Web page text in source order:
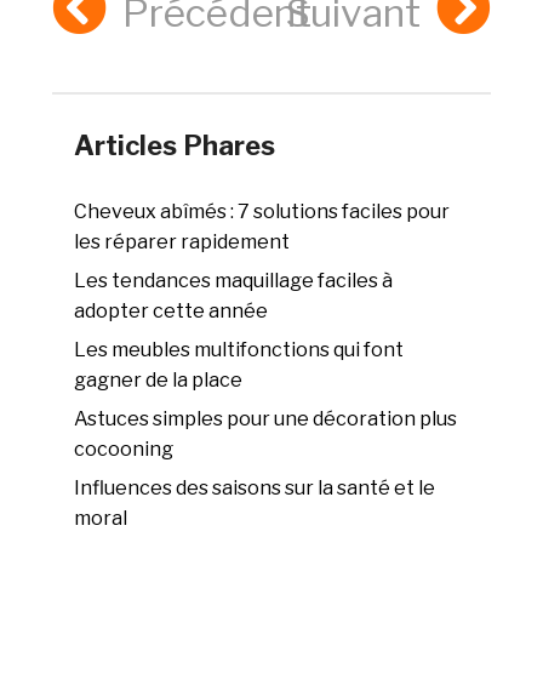
PrécédentSuivant
Articles Phares
Cheveux abîmés : 7 solutions faciles pour
les réparer rapidement
Les tendances maquillage faciles à
adopter cette année
Les meubles multifonctions qui font
gagner de la place
Astuces simples pour une décoration plus
cocooning
Influences des saisons sur la santé et le
moral